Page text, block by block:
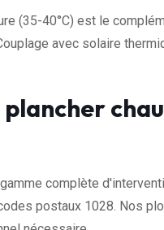
(35-40°C) est le
avec solaire
complète
postaux 1028. Nos